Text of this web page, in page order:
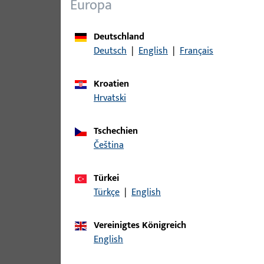
Varianten
Zu diesem Produkt gibt es folgende Varianten:
Artikel
B 9000 0195 | SCHLIESSBLECH-L-
B 9000 0203 | SCHLIESSBLECH-L-
Europa
Deutschland
Deutsch | English | Français
Kroatien
Hrvatski
Tschechien
čeština
Türkei
Türkçe | English
Vereinigtes Königreich
English